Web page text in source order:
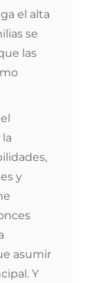
el alta
se
las
y
asumir
Y